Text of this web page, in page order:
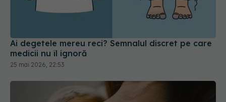
Ai degetele mereu reci? Semnalul discret pe care
25 mai 2026, 22:53